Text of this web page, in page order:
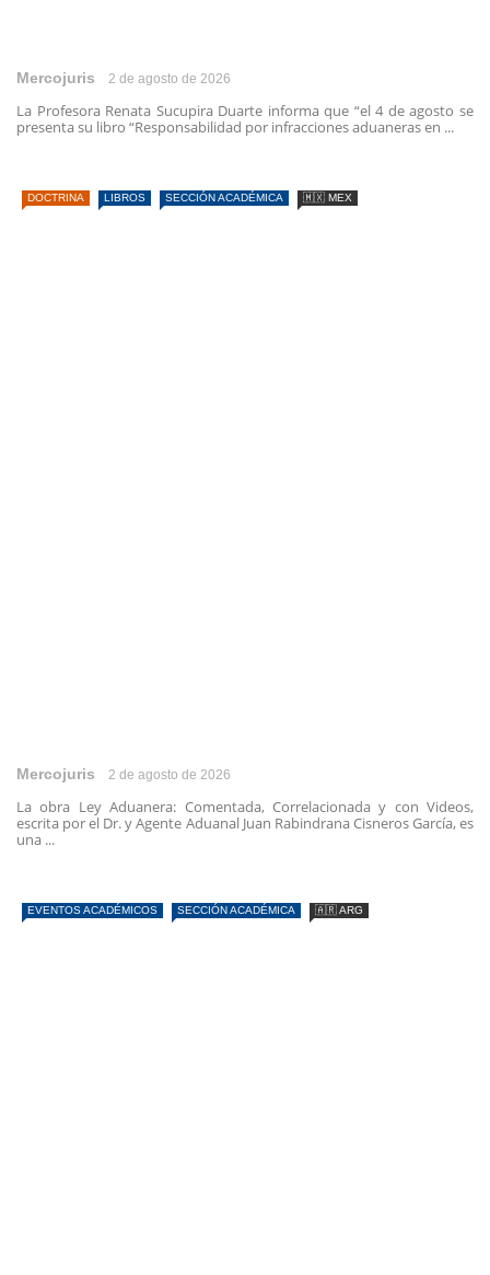
Mercojuris 2 de agosto de 2026
La Profesora Renata Sucupira Duarte informa que “el 4 de agosto se
presenta su libro “Responsabilidad por infracciones aduaneras en ...
DOCTRINA LIBROS SECCIÓN ACADÉMICA 🇲🇽 MEX
Mercojuris 2 de agosto de 2026
La obra Ley Aduanera: Comentada, Correlacionada y con Videos,
escrita por el Dr. y Agente Aduanal Juan Rabindrana Cisneros García, es
una ...
EVENTOS ACADÉMICOS SECCIÓN ACADÉMICA 🇦🇷 ARG